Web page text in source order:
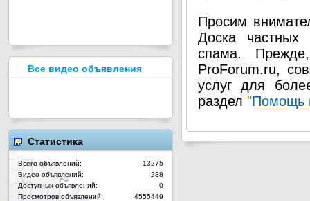
Просим
Доска частных
спама.
ProForum.ru,
услуг для
раздел "Помощь
Все видео объявления
Статистика
Всего объявлений:
13275
Видео объявлений:
288
Доступных объявлений:
0
Просмотров объявлений:
4555449